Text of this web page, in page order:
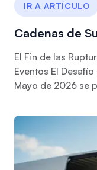
IR A ARTÍCULO
Cadenas de
El Fin de las
Eventos El
Mayo de 2026 se